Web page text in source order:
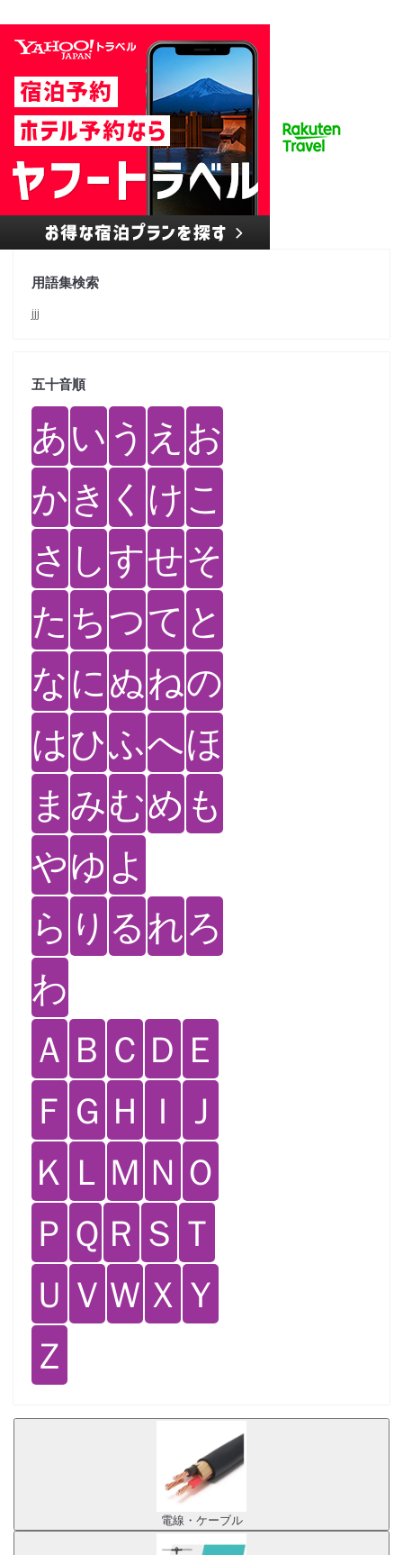
用語集検索
jjj
五十音順
あい う え お
かき く けこ
さ しすせそ
た ちつて と
なにぬねの
はひふへほ
ま みむめ も
やゆ よ
ら り るれろ
わ
Ａ Ｂ Ｃ Ｄ Ｅ
Ｆ Ｇ Ｈ Ｉ Ｊ
Ｋ Ｌ Ｍ Ｎ Ｏ
Ｐ Ｑ Ｒ Ｓ Ｔ
Ｕ Ｖ Ｗ Ｘ Ｙ
Ｚ
電線・ケーブル